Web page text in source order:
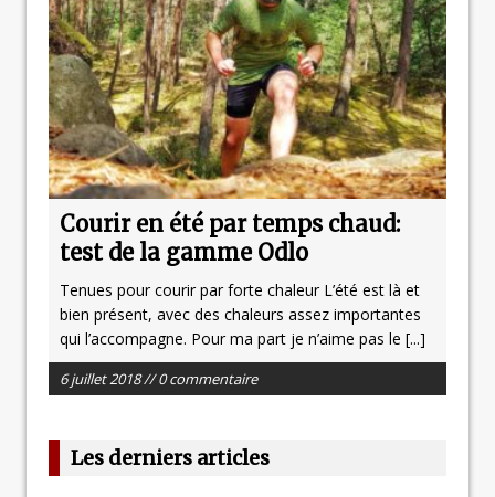
Courir en été par temps chaud:
test de la gamme Odlo
Tenues pour courir par forte chaleur L’été est là et
bien présent, avec des chaleurs assez importantes
qui l’accompagne. Pour ma part je n’aime pas le [...]
6 juillet 2018 // 0 commentaire
Les derniers articles